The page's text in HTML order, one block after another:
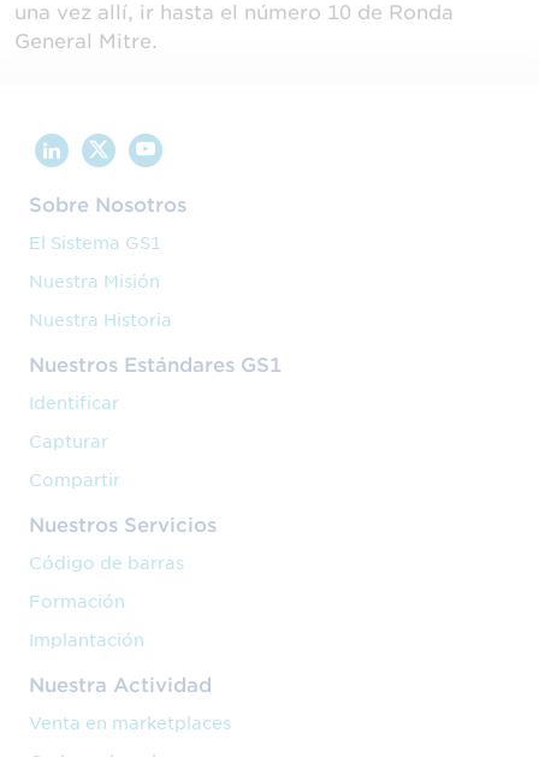
una vez allí, ir hasta el número 10 de Ronda
General Mitre.
Sobre Nosotros
El Sistema GS1
Nuestra Misión
Nuestra Historia
Nuestros Estándares GS1
Identificar
Capturar
Compartir
Nuestros Servicios
Código de barras
Formación
Implantación
Nuestra Actividad
Venta en marketplaces